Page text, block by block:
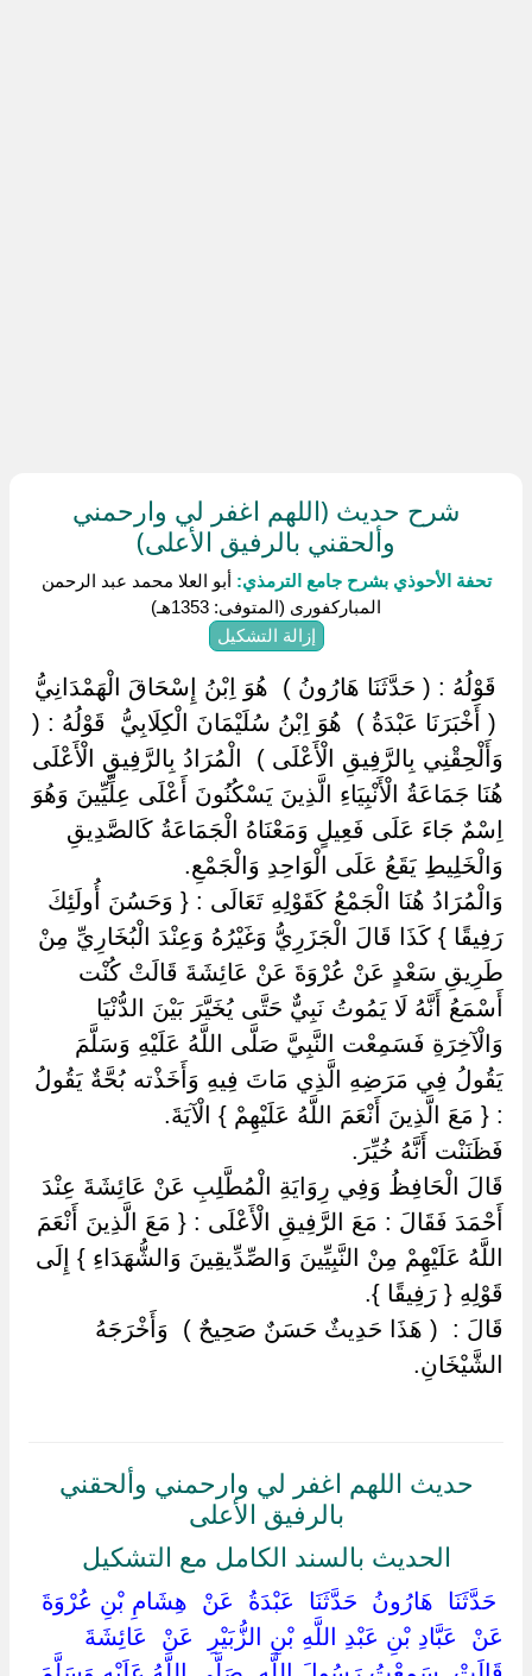
شرح حديث (اللهم اغفر لي وارحمني
وألحقني بالرفيق الأعلى)
تحفة الأحوذي بشرح جامع الترمذي: أبو العلا محمد عبد الرحمن
المباركفورى (المتوفى: 1353هـ)
إزالة التشكيل
‏ ‏قَوْلُهُ : ( حَدَّثَنَا هَارُونُ ) ‏ ‏هُوَ اِبْنُ إِسْحَاقَ الْهَمْدَانِيُّ
‏ ‏( أَخْبَرَنَا عَبْدَةُ ) ‏ ‏هُوَ اِبْنُ سُلَيْمَانَ الْكِلَابِيُّ ‏ ‏قَوْلُهُ : (
وَأَلْحِقْنِي بِالرَّفِيقِ الْأَعْلَى ) ‏ ‏الْمُرَادُ بِالرَّفِيقِ الْأَعْلَى
هُنَا جَمَاعَةُ الْأَنْبِيَاءِ الَّذِينَ يَسْكُنُونَ أَعْلَى عِلِّيِّينَ وَهُوَ
اِسْمٌ جَاءَ عَلَى فَعِيلٍ وَمَعْنَاهُ الْجَمَاعَةُ كَالصَّدِيقِ
وَالْخَلِيطِ يَقَعُ عَلَى الْوَاحِدِ وَالْجَمْعِ.
وَالْمُرَادُ هُنَا الْجَمْعُ كَقَوْلِهِ تَعَالَى : { وَحَسُنَ أُولَئِكَ
رَفِيقًا } كَذَا قَالَ الْجَزَرِيُّ وَغَيْرُهُ وَعِنْدَ الْبُخَارِيِّ مِنْ
طَرِيقِ سَعْدٍ عَنْ عُرْوَةَ عَنْ عَائِشَةَ قَالَتْ كُنْت
أَسْمَعُ أَنَّهُ لَا يَمُوتُ نَبِيٌّ حَتَّى يُخَيَّرَ بَيْنَ الدُّنْيَا
وَالْآخِرَةِ فَسَمِعْت النَّبِيَّ صَلَّى اللَّهُ عَلَيْهِ وَسَلَّمَ
يَقُولُ فِي مَرَضِهِ الَّذِي مَاتَ فِيهِ وَأَخَذْته بُحَّةٌ يَقُولُ
: { مَعَ الَّذِينَ أَنْعَمَ اللَّهُ عَلَيْهِمْ } الْآيَةَ.
فَظَنَنْت أَنَّهُ خُيِّرَ.
قَالَ الْحَافِظُ وَفِي رِوَايَةِ الْمُطَّلِبِ عَنْ عَائِشَةَ عِنْدَ
أَحْمَدَ فَقَالَ : مَعَ الرَّفِيقِ الْأَعْلَى : { مَعَ الَّذِينَ أَنْعَمَ
اللَّهُ عَلَيْهِمْ مِنْ النَّبِيِّينَ وَالصِّدِّيقِينَ وَالشُّهَدَاءِ } إِلَى
قَوْلِهِ { رَفِيقًا }.
قَالَ : ‏ ‏( هَذَا حَدِيثٌ حَسَنٌ صَحِيحٌ ) ‏ ‏وَأَخْرَجَهُ
الشَّيْخَانِ.
حديث اللهم اغفر لي وارحمني وألحقني
بالرفيق الأعلى
الحديث بالسند الكامل مع التشكيل
‏ ‏حَدَّثَنَا ‏ ‏هَارُونُ ‏ ‏حَدَّثَنَا ‏ ‏عَبْدَةُ ‏ ‏عَنْ ‏ ‏هِشَامِ بْنِ عُرْوَةَ ‏
‏عَنْ ‏ ‏عَبَّادِ بْنِ عَبْدِ اللَّهِ بْنِ الزُّبَيْرِ ‏ ‏عَنْ ‏ ‏عَائِشَةَ ‏